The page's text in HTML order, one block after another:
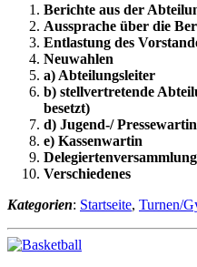
Berichte aus der
Aussprache über die
Entlastung des
Neuwahlen
a) Abteilungsleiter
b) stellvertretende
besetzt)
d) Jugend-/ Pressewartin
e) Kassenwartin
Verschiedenes
Kategorien: Startseite, Turnen/